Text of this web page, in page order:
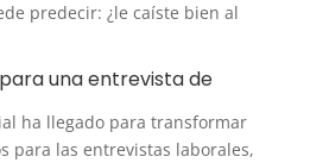
predecir: ¿le caíste bien al
una entrevista de
ha llegado para transformar
para las entrevistas laborales,